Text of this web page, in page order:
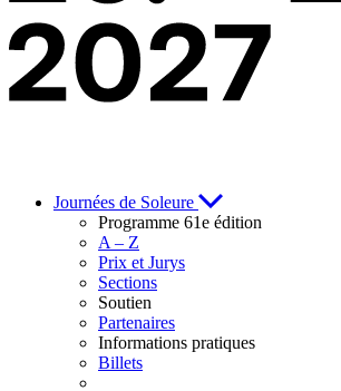
Journées de Soleure
Programme 61e édition
A – Z
Prix et Jurys
Sections
Soutien
Partenaires
Informations pratiques
Billets